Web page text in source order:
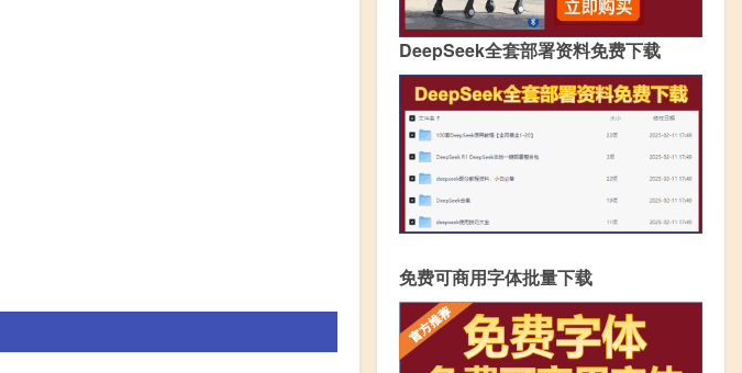
DeepSeek全套部署资料免费下载
免费可商用字体批量下载